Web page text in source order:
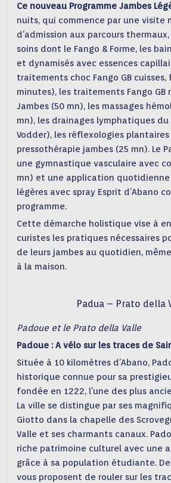
Ce nouveau Programme Jambes
nuits, qui commence par une visite
d’admission aux parcours
soins dont le Fango & Forme, les
et dynamisés avec essences
traitements choc Fango GB cuisses,
minutes), les traitements Fango GB
Jambes (50 mn), les massages
mn), les drainages lymphatiques
Vodder), les réflexologies plantaires
pressothérapie jambes (25 mn). Le
une gymnastique vasculaire avec
mn) et une application quotidienne
légères avec spray Esprit d’Abano
programme.
Cette démarche holistique vise à
curistes les pratiques nécessaires
de leurs jambes au quotidien,
à la maison.
Padua – Prato della
Padoue et le Prato della Valle
Padoue : A vélo sur les traces de
Située à 10 kilomètres d’Abano,
historique connue pour sa
fondée en 1222, l’une des plus
La ville se distingue par ses
Giotto dans la chapelle des
Valle et ses charmants canaux.
riche patrimoine culturel avec une
grâce à sa population étudiante.
vous proposent de rouler sur les